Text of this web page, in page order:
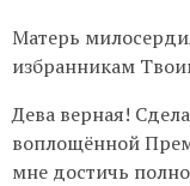
Матерь
избранникам
Дева верная!
воплощённой
мне достичь